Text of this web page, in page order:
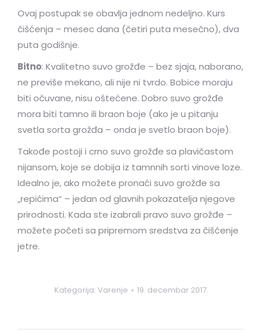
Ovaj postupak se obavlja jednom nedeljno. Kurs
čišćenja – mesec dana (četiri puta mesečno), dva
puta godišnje.
Bitno: Kvalitetno suvo grožđe – bez sjaja, naborano,
ne previše mekano, ali nije ni tvrdo. Bobice moraju
biti očuvane, nisu oštećene. Dobro suvo grožđe
mora biti tamno ili braon boje (ako je u pitanju
svetla sorta grožđa – onda je svetlo braon boje).
Takođe postoji i crno suvo grožđe sa plavičastom
nijansom, koje se dobija iz tamnnih sorti vinove loze.
Idealno je, ako možete pronaći suvo grožđe sa
„repićima“ – jedan od glavnih pokazatelja njegove
prirodnosti. Kada ste izabrali pravo suvo grožđe –
možete početi sa pripremom sredstva za čišćenje
jetre.
Kategorija: Varenje 19. decembar 2017.